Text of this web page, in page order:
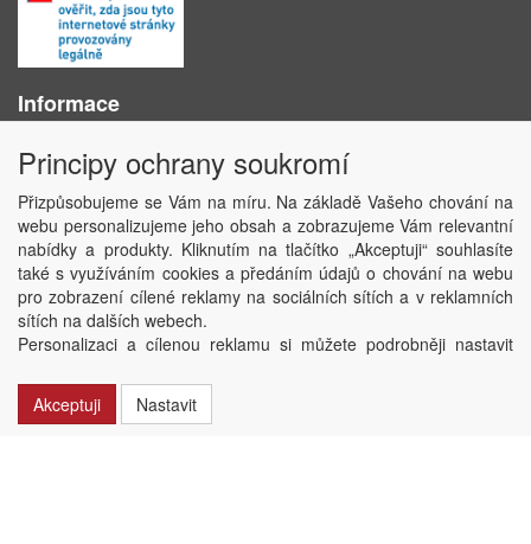
Informace
Obchodní podmínky
Ochrana osobních údajů
Kontakt
Losování účtenek
Aktuality
Nastavení soukromí
Copyright © ABRA Software a.s. 2020
Principy ochrany soukromí
Přizpůsobujeme se Vám na míru. Na základě Vašeho chování na
webu personalizujeme jeho obsah a zobrazujeme Vám relevantní
nabídky a produkty. Kliknutím na tlačítko „Akceptuji“ souhlasíte
také s využíváním cookies a předáním údajů o chování na webu
pro zobrazení cílené reklamy na sociálních sítích a v reklamních
sítích na dalších webech.
Personalizaci a cílenou reklamu si můžete podrobněji nastavit
Akceptuji
Nastavit